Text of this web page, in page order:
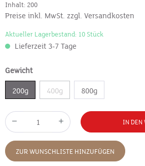
Inhalt: 200
Preise inkl. MwSt. zzgl. Versandkosten
Aktueller Lagerbestand: 10 Stück
Lieferzeit 3-7 Tage
Gewicht
200g 400g 800g
IN DEN
ZUR WUNSCHLISTE HINZUFÜGEN